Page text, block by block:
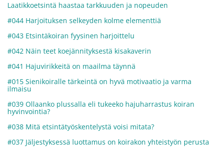
Laatikkoetsintä haastaa tarkkuuden ja nopeuden
#044 Harjoituksen selkeyden kolme elementtiä
#043 Etsintäkoiran fyysinen harjoittelu
#042 Näin teet koejännityksestä kisakaverin
#041 Hajuvirikkeitä on maailma täynnä
#015 Sienikoiralle tärkeintä on hyvä motivaatio ja varma
ilmaisu
#039 Ollaanko plussalla eli tukeeko hajuharrastus koiran
hyvinvointia?
#038 Mitä etsintätyöskentelystä voisi mitata?
#037 Jäljestyksessä luottamus on koirakon yhteistyön perusta